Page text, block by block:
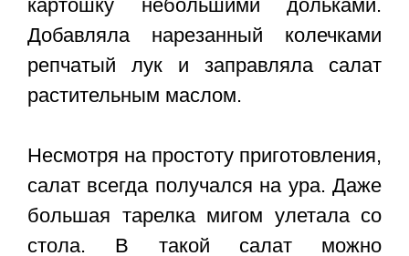
картошку небольшими дольками.
Добавляла нарезанный колечками
репчатый лук и заправляла салат
растительным маслом.
Несмотря на простоту приготовления,
салат всегда получался на ура. Даже
большая тарелка мигом улетала со
стола. В такой салат можно